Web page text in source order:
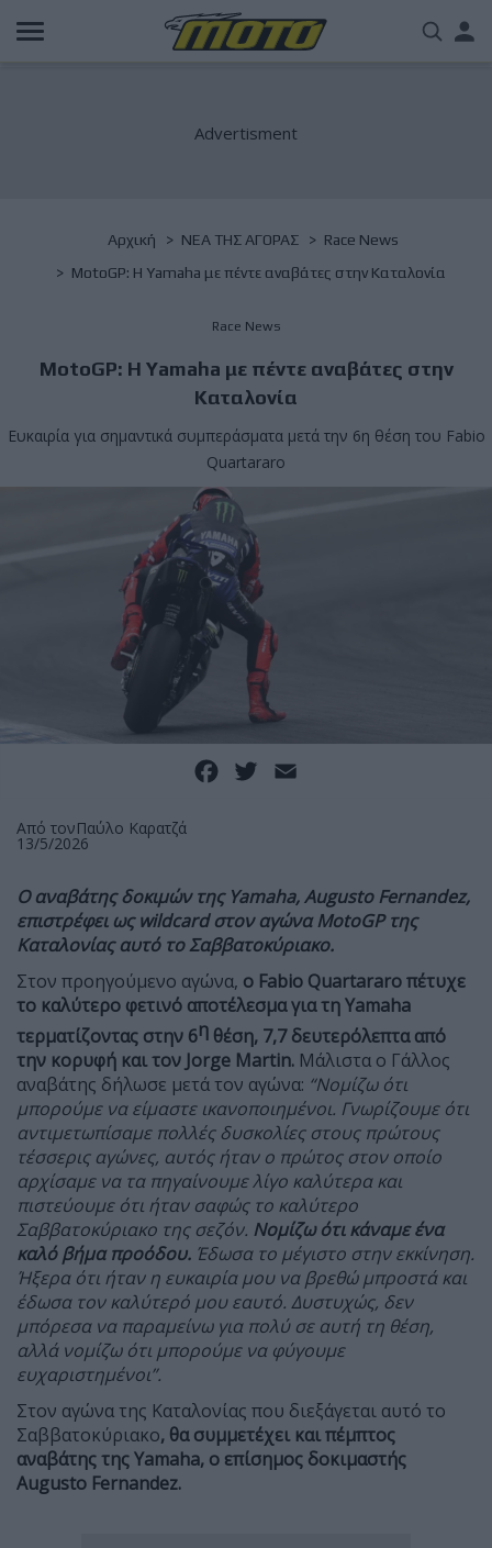
Παράκαμψη
προς
Breadcrumb
Αρχική NΕΑ ΤΗΣ ΑΓΟΡΑΣ
Race News
MotoGP: H Yamaha με πέντε αναβάτες στην Καταλονία
Race News
MotoGP: H Yamaha με πέντε αναβάτες στην
Καταλονία
Ευκαιρία για σημαντικά συμπεράσματα μετά την 6η θέση του Fabio
Quartararo
Facebook
Twitter
Από τονΠαύλο Καρατζά
13/5/2026
Ο αναβάτης δοκιμών της Yamaha, Augusto Fernandez,
επιστρέφει ως wildcard στον αγώνα MotoGP της
Καταλονίας αυτό το Σαββατοκύριακο.
Στον προηγούμενο αγώνα, ο Fabio Quartararo πέτυχε
το καλύτερο φετινό αποτέλεσμα για τη Yamaha
τερματίζοντας στην 6η θέση, 7,7 δευτερόλεπτα από
την κορυφή και τον Jorge Martin. Μάλιστα ο Γάλλος
αναβάτης δήλωσε μετά τον αγώνα: “Νομίζω ότι
μπορούμε να είμαστε ικανοποιημένοι. Γνωρίζουμε ότι
αντιμετωπίσαμε πολλές δυσκολίες στους πρώτους
τέσσερις αγώνες, αυτός ήταν ο πρώτος στον οποίο
αρχίσαμε να τα πηγαίνουμε λίγο καλύτερα και
πιστεύουμε ότι ήταν σαφώς το καλύτερο
Σαββατοκύριακο της σεζόν. Νομίζω ότι κάναμε ένα
καλό βήμα προόδου. Έδωσα το μέγιστο στην εκκίνηση.
Ήξερα ότι ήταν η ευκαιρία μου να βρεθώ μπροστά και
έδωσα τον καλύτερό μου εαυτό. Δυστυχώς, δεν
μπόρεσα να παραμείνω για πολύ σε αυτή τη θέση,
αλλά νομίζω ότι μπορούμε να φύγουμε
ευχαριστημένοι”.
Στον αγώνα της Καταλονίας που διεξάγεται αυτό το
Σαββατοκύριακο, θα συμμετέχει και πέμπτος
αναβάτης της Yamaha, ο επίσημος δοκιμαστής
Augusto Fernandez.